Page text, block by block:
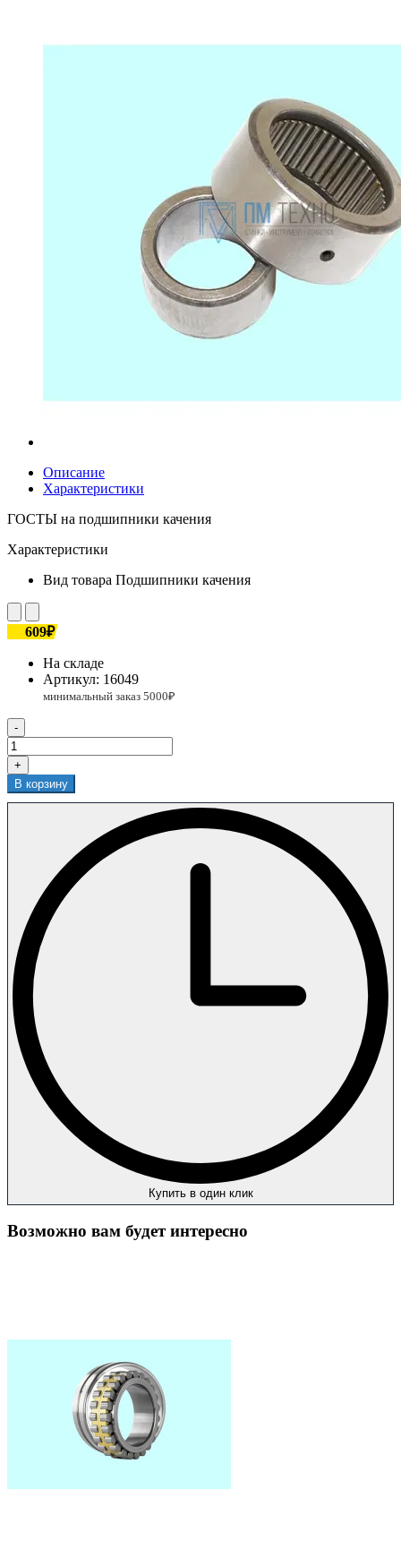
Описание
Характеристики
ГОСТЫ на подшипники качения
Характеристики
Вид товара Подшипники качения
609₽
На складе
Артикул: 16049
-
+
В корзину
Купить в один клик
Возможно вам будет интересно